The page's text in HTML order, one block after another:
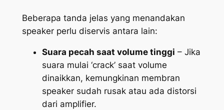
Beberapa tanda jelas yang menandakan
speaker perlu diservis antara lain:
Suara pecah saat volume tinggi – Jika
suara mulai ‘crack’ saat volume
dinaikkan, kemungkinan membran
speaker sudah rusak atau ada distorsi
dari amplifier.